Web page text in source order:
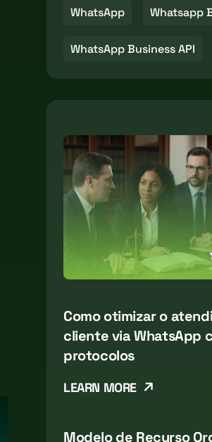
WhatsApp Whatsapp
WhatsApp Business API
Como otimizar o
cliente via WhatsApp
protocolos
LEARN MORE
Modelo de Recurso